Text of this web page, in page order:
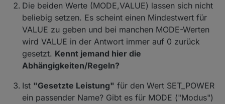
Die beiden Werte (MODE,VALUE) lassen sich nicht
beliebig setzen. Es scheint einen Mindestwert für
VALUE zu geben und bei manchen MODE-Werten
wird VALUE in der Antwort immer auf 0 zurück
gesetzt. Kennt jemand hier die
Abhängigkeiten/Regeln?
Ist "Gesetzte Leistung" für den Wert SET_POWER
ein passender Name? Gibt es für MODE ("Modus")